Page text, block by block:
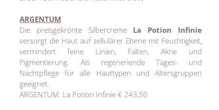
ARGENTUM
Die preisgekrönte Silbercreme La Potion Infinie
versorgt die Haut auf zellulärer Ebene mit Feuchtigkeit,
vermindert feine Linien, Falten, Akne und
Pigmentierung. Als regeneriende Tages- und
Nachtpflege für alle Hauttypen und Altersgruppen
geeignet.
ARGENTUM: La Potion Infinie € 243,50